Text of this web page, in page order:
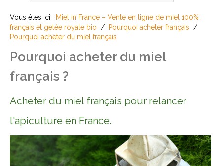
Vous êtes ici : Miel in France – Vente en ligne de miel 100%
français et gelée royale bio / Pourquoi acheter français /
Pourquoi acheter du miel français
Pourquoi acheter du miel
français ?
Acheter du miel français pour relancer
l'apiculture en France.